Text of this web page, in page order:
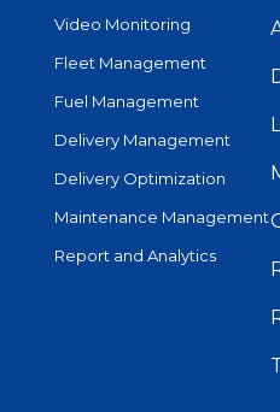
Video Monitoring
Fleet Management
Fuel Management
Delivery Management
Delivery Optimization
Maintenance Management
Report and Analytics